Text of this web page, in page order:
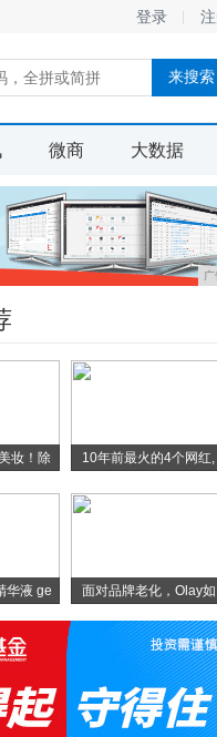
登录
微商 大数据
广
妆！除 10年前最火的4个网红,
华液 ge 面对品牌老化，Olay如